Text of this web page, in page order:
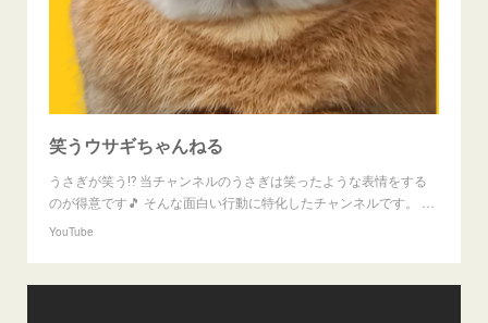
笑うウサギちゃんねる
うさぎが笑う⁉ 当チャンネルのうさぎは笑ったような表情をする
のが得意です🎵 そんな面白い行動に特化したチャンネルです。 …
YouTube